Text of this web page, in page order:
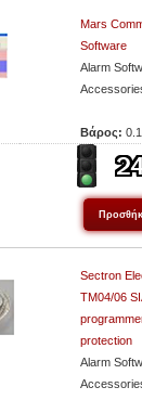
Mars
Software
Alarm
Βάρος:
Sectron
TM04/06
protection
Alarm